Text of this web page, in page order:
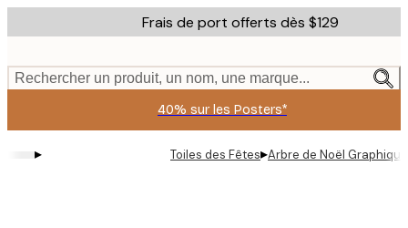
to
content.
Frais de port offerts dès $129
Rechercher un produit, un nom, une marque...
40% sur les Posters*
▸ Toiles des Fêtes▸Arbre de Noël